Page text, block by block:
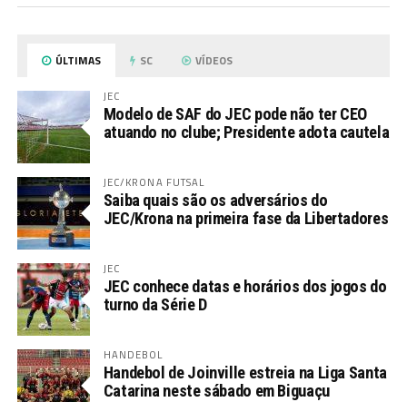
ÚLTIMAS SC VÍDEOS
JEC
Modelo de SAF do JEC pode não ter CEO
atuando no clube; Presidente adota cautela
JEC/KRONA FUTSAL
Saiba quais são os adversários do
JEC/Krona na primeira fase da Libertadores
JEC
JEC conhece datas e horários dos jogos do
turno da Série D
HANDEBOL
Handebol de Joinville estreia na Liga Santa
Catarina neste sábado em Biguaçu